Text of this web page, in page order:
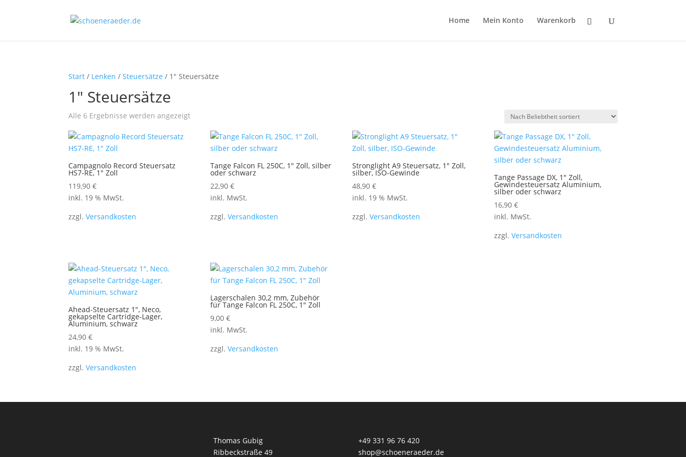
Home Mein Konto Warenkorb
Start / Lenken /Steuersätze / 1" Steuersätze
1" Steuersätze
Alle 6 Ergebnisse werden angezeigtNach
sortiert
Campagnolo Record Steuersatz
HS7-RE, 1″ Zoll
119,90€
inkl. 19 % MwSt.
zzgl.Versandkosten
Tange Falcon FL 250C, 1″ Zoll, silber
oder schwarz
22,90€
inkl. MwSt.
zzgl.Versandkosten
Stronglight A9 Steuersatz, 1″ Zoll,
silber, ISO-Gewinde
48,90€
inkl. 19 % MwSt.
zzgl.Versandkosten
Tange Passage DX, 1″ Zoll,
Gewindesteuersatz Aluminium,
silber oder schwarz
16,90€
inkl. MwSt.
zzgl.Versandkosten
Ahead-Steuersatz 1″, Neco,
gekapselte Cartridge-Lager,
Aluminium, schwarz
24,90€
inkl. 19 % MwSt.
zzgl.Versandkosten
Lagerschalen 30,2 mm, Zubehör
für Tange Falcon FL 250C, 1″ Zoll
9,00€
inkl. MwSt.
zzgl.Versandkosten
Thomas Gubig
Ribbeckstraße 49
+49 331 96 76 420
shop@schoeneraeder.de